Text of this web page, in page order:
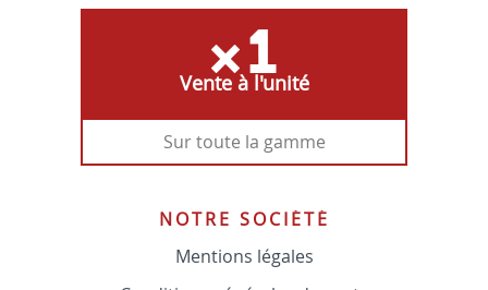
Vente à l'unité
Sur toute la gamme
NOTRE SOCIÉTÉ
Mentions légales